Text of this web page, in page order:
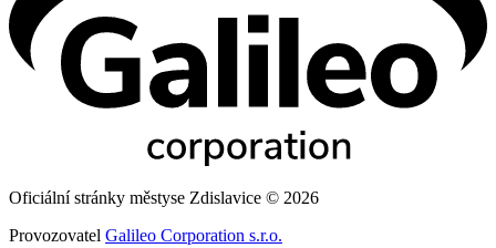
Oficiální stránky městyse Zdislavice © 2026
Provozovatel Galileo Corporation s.r.o.